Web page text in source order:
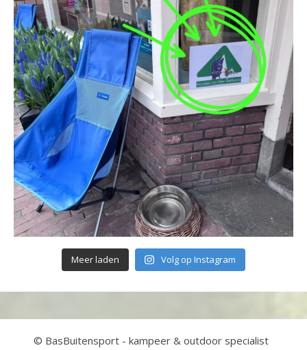
Meer laden Volg op Instagram
© BasBuitensport - kampeer & outdoor specialist